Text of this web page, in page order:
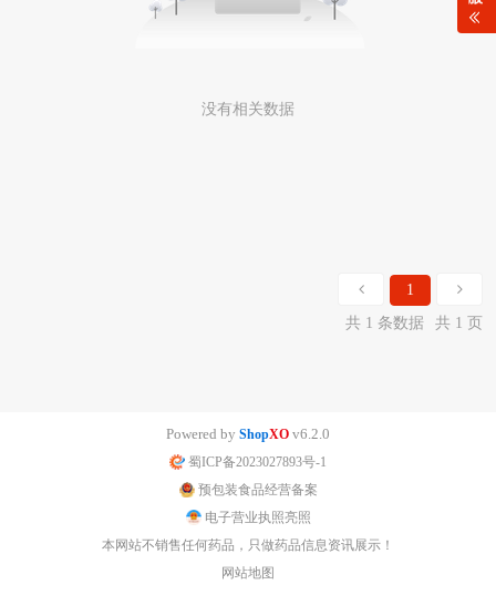
没有相关数据
1
共 1 条数据
共 1 页
Powered by ShopXO v6.2.0
蜀ICP备2023027893号-1
预包装食品经营备案
电子营业执照亮照
本网站不销售任何药品，只做药品信息资讯展示！
网站地图